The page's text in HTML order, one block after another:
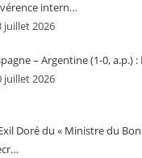
intern…
juillet 2026
– Argentine (1-0, a.p.)
juillet 2026
Doré du « Ministre du